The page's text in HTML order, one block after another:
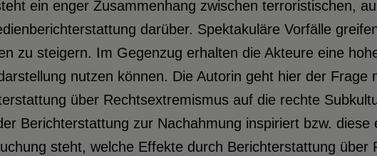
ein enger Zusammenhang zwischen terroristischen,
darüber. Spektakuläre Vorfälle
zu steigern. Im Gegenzug erhalten die Akteure eine
nutzen können. Die Autorin geht hier der Frage
über Rechtsextremismus auf die rechte
Berichterstattung zur Nachahmung inspiriert bzw.
steht, welche Effekte durch Berichterstattung über